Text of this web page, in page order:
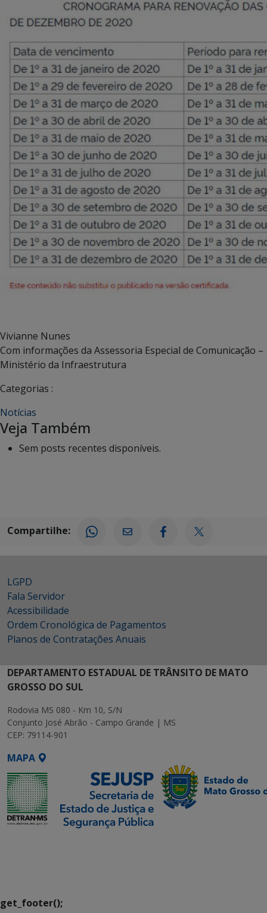
Vivianne Nunes
Com informações da Assessoria Especial de Comunicação –
Ministério da Infraestrutura
Categorias :
Notícias
Veja Também
Sem posts recentes disponíveis.
Compartilhe:
LGPD
Fala Servidor
Acessibilidade
Ordem Cronológica de Pagamentos
Planos de Contratações Anuais
DEPARTAMENTO ESTADUAL DE TRÂNSITO DE MATO
GROSSO DO SUL
Rodovia MS 080 - Km 10, S/N
Conjunto José Abrão - Campo Grande | MS
CEP: 79114-901
MAPA
get_footer();